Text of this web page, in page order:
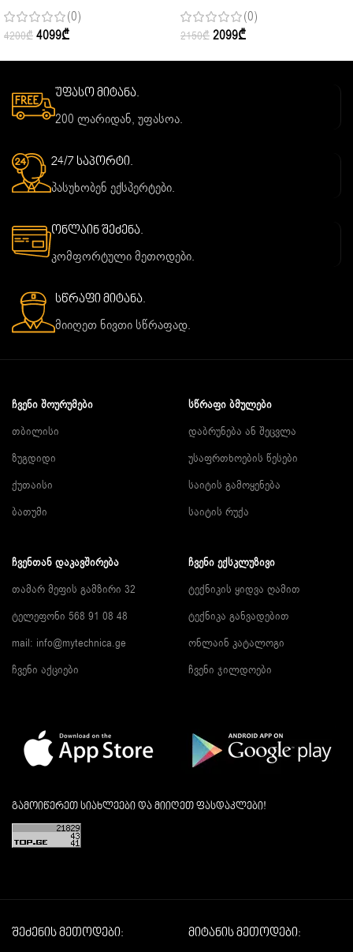
Metal Cooling(0)
4200₾ 4099₾
(0)
2150₾ 2099₾
უფასო მიტანა.
200 ლარიდან, უფასოა.
24/7 საპორტი.
პასუხობენ ექსპერტები.
ონლაინ შეძენა.
კომფორტული მეთოდები.
სწრაფი მიტანა.
მიიღეთ ნივთი სწრაფად.
ᲩᲕᲔᲜᲘ ᲨᲝᲣᲠᲣᲛᲔᲑᲘ
თბილისი
ზუგდიდი
ქუთაისი
ბათუმი
ᲡᲬᲠᲐᲤᲘ ᲑᲛᲣᲚᲔᲑᲘ
დაბრუნება ან შეცვლა
უსაფრთხოების წესები
საიტის გამოყენება
საიტის რუქა
ᲩᲕᲔᲜᲗᲐᲜ ᲓᲐᲙᲐᲕᲨᲘᲠᲔᲑᲐ
თამარ მეფის გამზირი 32
ტელეფონი 568 91 08 48
mail: info@mytechnica.ge
ჩვენი აქციები
ᲩᲕᲔᲜᲘ ᲔᲥᲡᲙᲚᲣᲖᲘᲕᲘ
ტექნიკის ყიდვა ღამით
ტექნიკა განვადებით
ონლაინ კატალოგი
ჩვენი ჯილდოები
გამოიწერეთ სიახლეები და მიიღეთ ფასდაკლები!
შეძენის მეთოდები: მიტანის მეთოდები: